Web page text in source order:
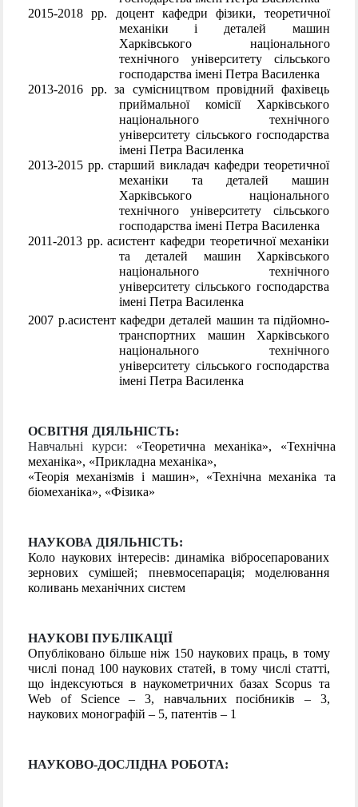
2015-2018 рр. доцент кафедри фізики, теоретичної
механіки і деталей машин
Харківського національного
технічного університету сільського
господарства імені Петра Василенка
2013-2016 рр. за сумісництвом провідний фахівець
приймальної комісії Харківського
національного технічного
університету сільського господарства
імені Петра Василенка
2013-2015 рр. старший викладач кафедри теоретичної
механіки та деталей машин
Харківського національного
технічного університету сільського
господарства імені Петра Василенка
2011-2013 рр. асистент кафедри теоретичної механіки
та деталей машин Харківського
національного технічного
університету сільського господарства
імені Петра Василенка
2007 р.асистент кафедри деталей машин та підйомно-
транспортних машин Харківського
національного технічного
університету сільського господарства
імені Петра Василенка
ОСВІТНЯ ДІЯЛЬНІСТЬ:
Навчальні курси: «Теоретична механіка», «Технічна
механіка», «Прикладна механіка»,
«Теорія механізмів і машин», «Технічна механіка та
біомеханіка», «Фізика»
НАУКОВА ДІЯЛЬНІСТЬ:
Коло наукових інтересів: динаміка вібросепарованих
зернових сумішей; пневмосепарація; моделювання
коливань механічних систем
НАУКОВІ ПУБЛІКАЦІЇ
Опубліковано більше ніж 150 наукових праць, в тому
числі понад 100 наукових статей, в тому числі статті,
що індексуються в наукометричних базах Scopus та
Web of Science – 3, навчальних посібників – 3,
наукових монографій – 5, патентів – 1
НАУКОВО-ДОСЛІДНА РОБОТА: